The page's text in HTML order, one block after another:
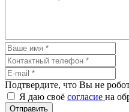
Подтвердите, что Вы не
Я даю своё согласие на
Отправить